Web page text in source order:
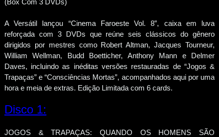
A Versátil lançou “Cinema Faroeste Vol. 8”, caixa em luva
reforçada com 3 DVDs que reúne seis clássicos do gênero
dirigidos por mestres como Robert Altman, Jacques Tourneur,
William Wellman, Budd Boetticher, Anthony Mann e Delmer
Daves, incluindo as inéditas versões restauradas de “Jogos &
Trapaças” e “Consciências Mortas”, acompanhados aqui por uma
hora e meia de extras. Edição Limitada com 6 cards.
Disco 1:
JOGOS & TRAPAÇAS: QUANDO OS HOMENS SÃO